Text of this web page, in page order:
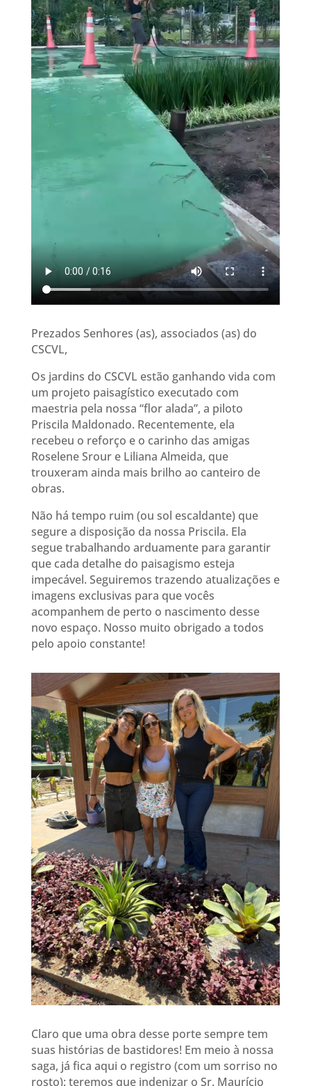
Prezados Senhores (as), associados (as) do
CSCVL,
Os jardins do CSCVL estão ganhando vida com
um projeto paisagístico executado com
maestria pela nossa “flor alada”, a piloto
Priscila Maldonado. Recentemente, ela
recebeu o reforço e o carinho das amigas
Roselene Srour e Liliana Almeida, que
trouxeram ainda mais brilho ao canteiro de
obras.
Não há tempo ruim (ou sol escaldante) que
segure a disposição da nossa Priscila. Ela
segue trabalhando arduamente para garantir
que cada detalhe do paisagismo esteja
impecável. Seguiremos trazendo atualizações e
imagens exclusivas para que vocês
acompanhem de perto o nascimento desse
novo espaço. Nosso muito obrigado a todos
pelo apoio constante!
Claro que uma obra desse porte sempre tem
suas histórias de bastidores! Em meio à nossa
saga, já fica aqui o registro (com um sorriso no
rosto): teremos que indenizar o Sr. Maurício